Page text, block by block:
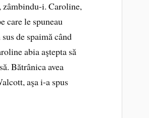
zâmbindu-i. Caroline,
care le spuneau
de spaimă când
abia aştepta să
Bătrânica avea
aşa i-a spus